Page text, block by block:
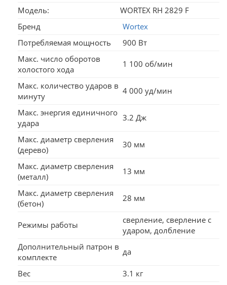
Модель:
WORTEX RH 2829 F
Бренд
Wortex
Потребляемая мощность
900 Вт
Макс. число оборотов
холостого хода
1 100 об/мин
Макс. количество ударов в
минуту
4 000 уд/мин
Макс. энергия единичного
удара
3.2 Дж
Макс. диаметр сверления
(дерево)
30 мм
Макс. диаметр сверления
(металл)
13 мм
Макс. диаметр сверления
(бетон)
28 мм
Режимы работы
сверление, сверление с
ударом, долбление
Дополнительный патрон в
комплекте
да
Вес
3.1 кг